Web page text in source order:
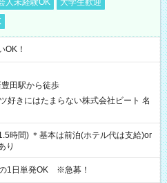
人未経験OK
大学生歓迎
！
田駅から徒歩
好きにはたまらない株式会社ビート 名
時間) ＊基本は前泊(ホテル代は支給)or
り
1日単発OK ※急募！